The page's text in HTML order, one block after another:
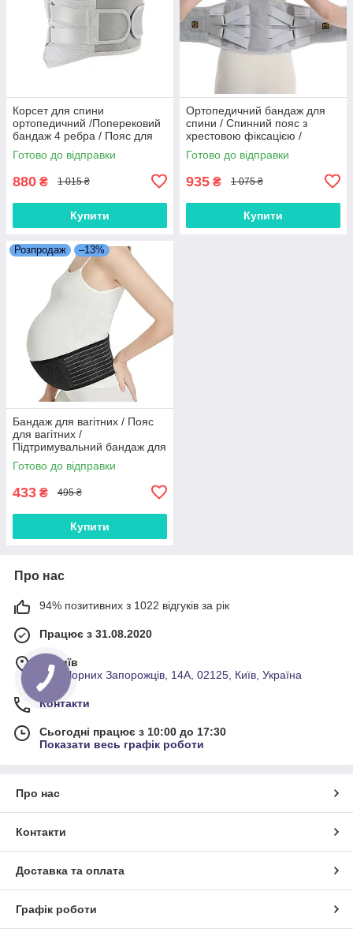
Корсет для спини
ортопедичний /Поперековий
бандаж 4 ребра / Пояс для
попереку / Пояс корсет для
спини
Готово до відправки
880 ₴ 1 015 ₴
Купити
Ортопедичний бандаж для
спини / Спинний пояс з
хрестовою фіксацією /
Поперековий корсет з
фіксацією
Готово до відправки
935 ₴ 1 075 ₴
Купити
Розпродаж –13%
Бандаж для вагітних / Пояс
для вагітних /
Підтримувальний бандаж для
живота / Бандаж для спини
при вагітності /Допологовий
Готово до відправки
433 ₴ 495 ₴
Купити
Про нас
94% позитивних з 1022 відгуків за рік
Працює з 31.08.2020
м. Київ
Вул. Чорних Запорожців, 14А, 02125, Київ, Україна
Контакти
Сьогодні працює з 10:00 до 17:30
Показати весь графік роботи
Про нас
Контакти
Доставка та оплата
Графік роботи